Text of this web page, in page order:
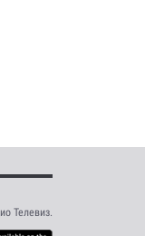
Телевиз.